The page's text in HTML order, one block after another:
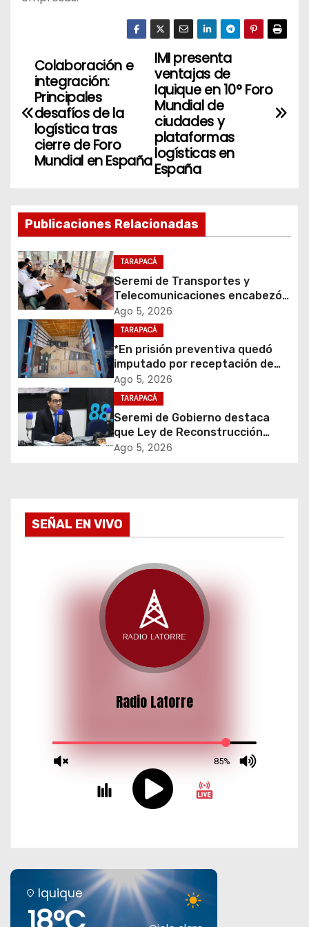
N
v
a
c
i
ó
n
d
e
e
n
a
IMI presenta
ventajas de
Iquique en 10° Foro
Mundial de
ciudades y
plataformas
logísticas en
España
Colaboración e
integración:
Principales
desafíos de la
logística tras
cierre de Foro
Mundial en España
Publicaciones Relacionadas
TARAPACÁ
Seremi de Transportes y
Telecomunicaciones encabezó
primera mesa de coordinación
para el retiro de cables en
desuso en Iquique
Ago 5, 2026
TARAPACÁ
*En prisión preventiva quedó
imputado por receptación de
cigarrillos avaluados en $1.600
millones*
Ago 5, 2026
TARAPACÁ
Seremi de Gobierno destaca
que Ley de Reconstrucción
Nacional impulsará la inversión
Ago 5, 2026
SEÑAL EN VIVO
Iquique